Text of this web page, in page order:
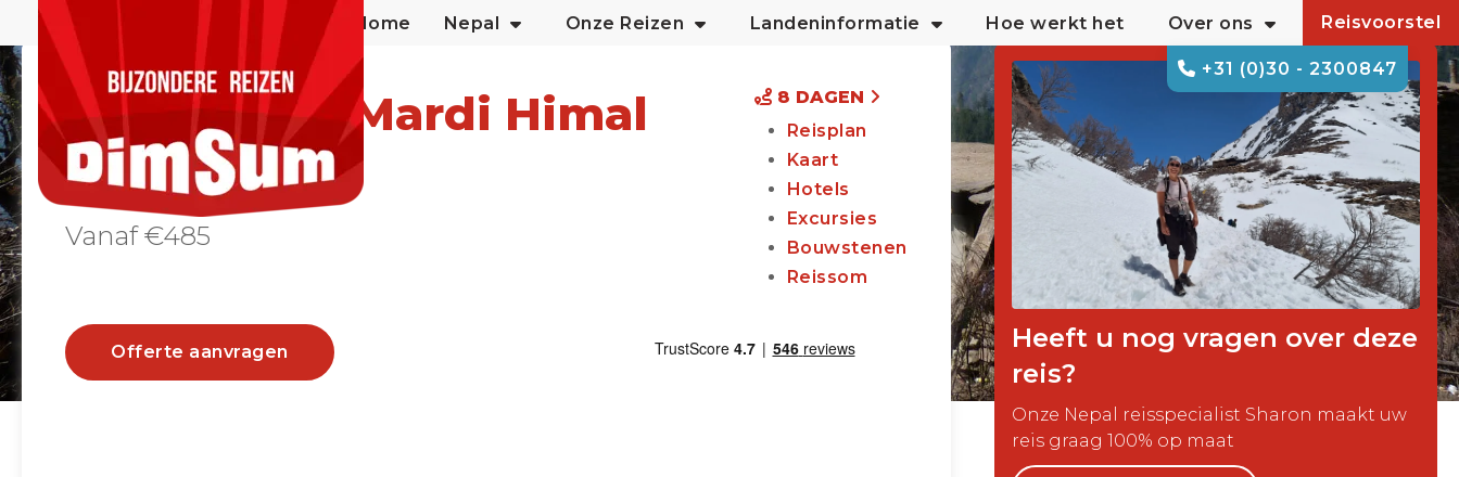
+31 (0)30 - 2300847
Home Nepal Onze Reizen Landeninformatie Hoe werkt het Over ons Reisvoorstel
Annapurna Mardi Himal
Trek
Vanaf €485
8 DAGEN
Reisplan
Kaart
Hotels
Excursies
Bouwstenen
Reissom
Offerte aanvragen
Heeft u nog vragen over deze
reis?
Onze Nepal reisspecialist Sharon maakt uw
reis graag 100% op maat